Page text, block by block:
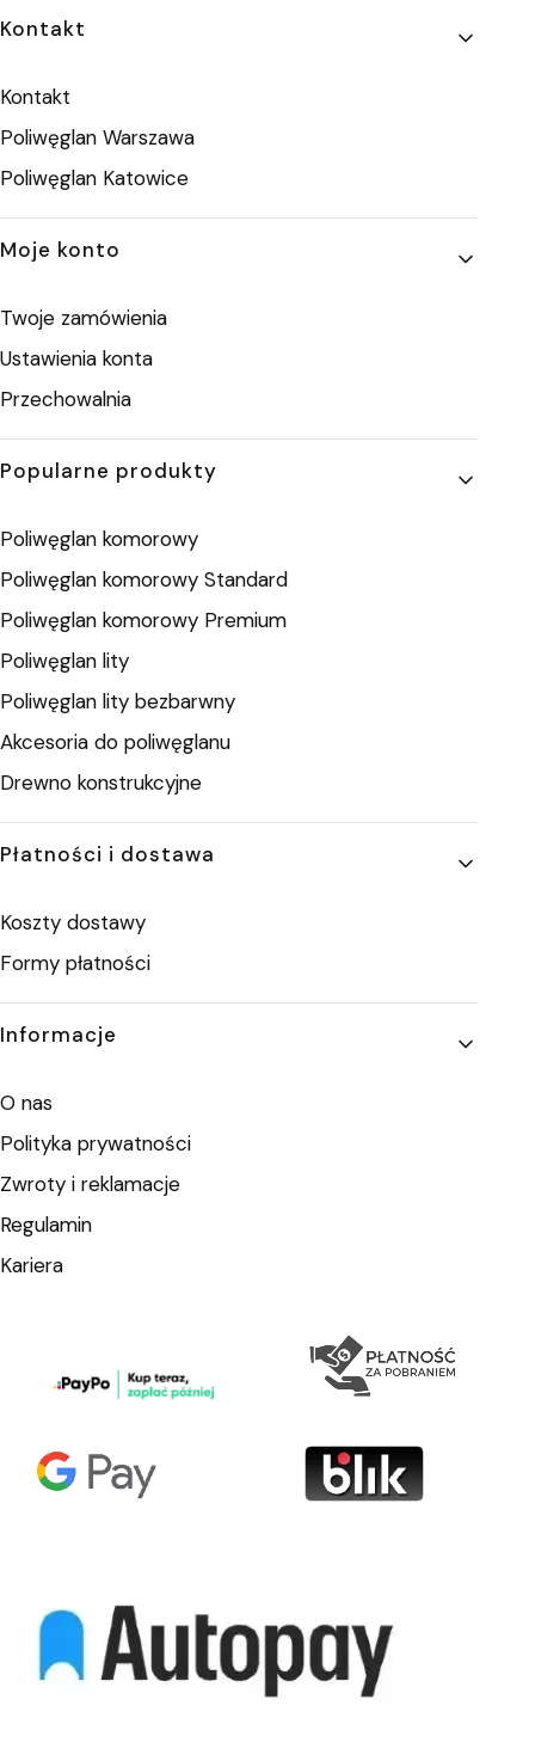
Linki w stopce
Kontakt
Kontakt
Poliwęglan Warszawa
Poliwęglan Katowice
Moje konto
Twoje zamówienia
Ustawienia konta
Przechowalnia
Popularne produkty
Poliwęglan komorowy
Poliwęglan komorowy Standard
Poliwęglan komorowy Premium
Poliwęglan lity
Poliwęglan lity bezbarwny
Akcesoria do poliwęglanu
Drewno konstrukcyjne
Płatności i dostawa
Koszty dostawy
Formy płatności
Informacje
O nas
Polityka prywatności
Zwroty i reklamacje
Regulamin
Kariera